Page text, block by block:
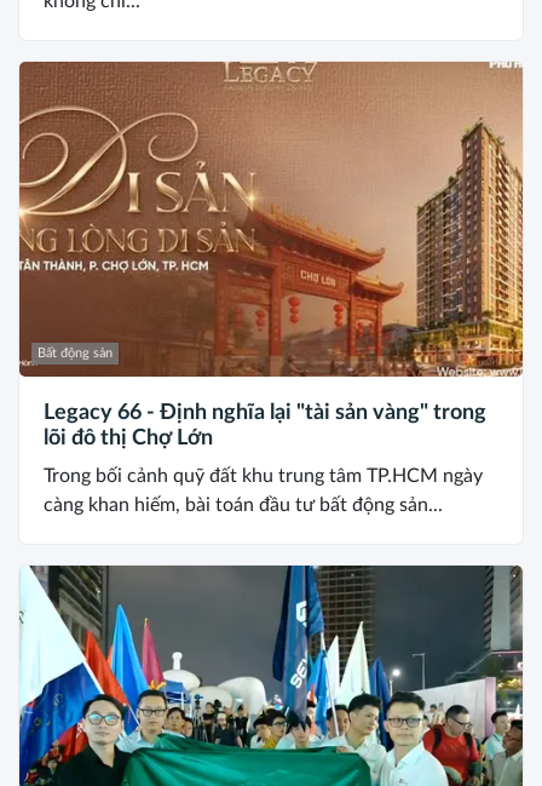
Bất động sản
Legacy 66 - Định nghĩa lại "tài sản vàng" trong
lõi đô thị Chợ Lớn
Trong bối cảnh quỹ đất khu trung tâm TP.HCM ngày
càng khan hiếm, bài toán đầu tư bất động sản...